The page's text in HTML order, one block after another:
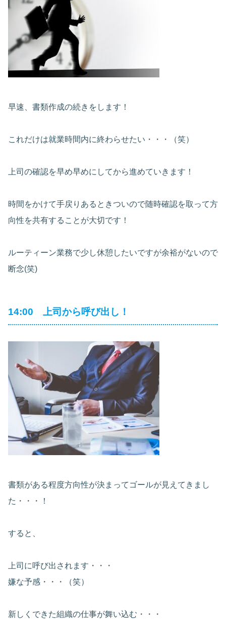
早速、書類作成の続きをします！
これだけは就業時間内に終わらせたい・・・（笑）
上司の確認を早め早めにしてから進めていきます！
時間をかけて手戻りあるときついので随時確認を取って方
向性を共有することが大切です！
ルーティーン業務で少し休憩したいですが余裕がないので
断念(笑)
14:00 上司から呼び出し！
書類がある程度方向性が決まってゴールが見えてきまし
た・・・！
すると、
上司に呼び出されます・・・
嫌な予感・・・（笑）
新しくできた組織の仕事が舞い込む・・・